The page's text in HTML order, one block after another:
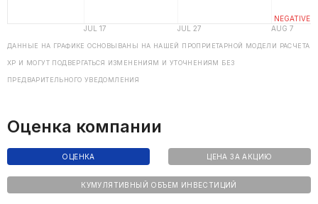
ДАННЫЕ НА ГРАФИКЕ ОСНОВЫВАНЫ НА НАШЕЙ ПРОПРИЕТАРНОЙ МОДЕЛИ РАСЧЕТА
ХP И МОГУТ ПОДВЕРГАТЬСЯ ИЗМЕНЕНИЯМ И УТОЧНЕНИЯМ БЕЗ
ПРЕДВАРИТЕЛЬНОГО УВЕДОМЛЕНИЯ
Оценка компании
ОЦЕНКА ЦЕНА ЗА АКЦИЮ
КУМУЛЯТИВНЫЙ ОБЪЕМ ИНВЕСТИЦИЙ